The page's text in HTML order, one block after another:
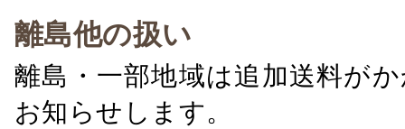
離島他の扱い
離島・一部地域は追加送料が
お知らせします。